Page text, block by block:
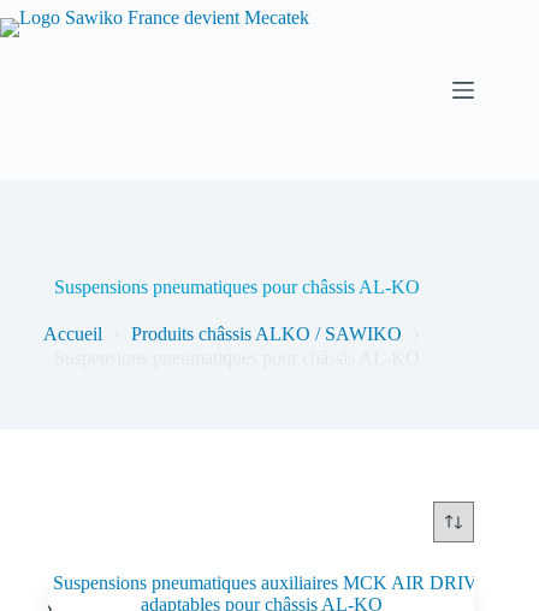
Suspensions pneumatiques pour châssis AL-KO
Accueil
Produits châssis ALKO / SAWIKO